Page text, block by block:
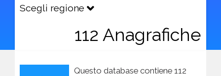
Scegli regione
112 Anagrafiche
Questo database contiene 112